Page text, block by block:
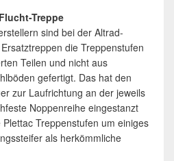
Treppe
sind bei der Altrad-
die Treppenstufen
Teilen und nicht aus
gefertigt. Das hat den
zur Laufrichtung an der jeweils
Noppenreihe eingestanzt
Treppenstufen um einiges
als herkömmliche